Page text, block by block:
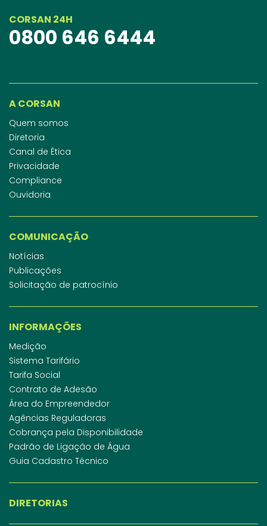
CORSAN 24H
0800 646 6444
A CORSAN
Quem somos
Diretoria
Canal de Ética
Privacidade
Compliance
Ouvidoria
COMUNICAÇÃO
Notícias
Publicações
Solicitação de patrocínio
INFORMAÇÕES
Medição
Sistema Tarifário
Tarifa Social
Contrato de Adesão
Área do Empreendedor
Agências Reguladoras
Cobrança pela Disponibilidade
Padrão de Ligação de Água
Guia Cadastro Técnico
DIRETORIAS